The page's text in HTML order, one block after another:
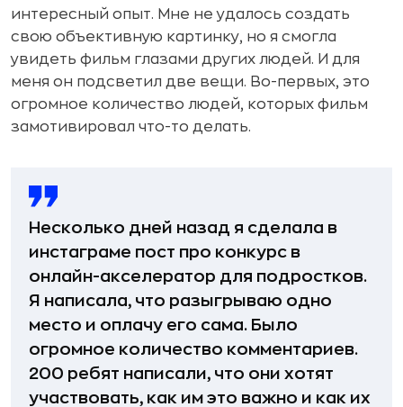
интересный опыт. Мне не удалось создать
свою объективную картинку, но я смогла
увидеть фильм глазами других людей. И для
меня он подсветил две вещи. Во-первых, это
огромное количество людей, которых фильм
замотивировал что-то делать.
Несколько дней назад я сделала в
инстаграме пост про конкурс в
онлайн-акселератор для подростков.
Я написала, что разыгрываю одно
место и оплачу его сама. Было
огромное количество комментариев.
200 ребят написали, что они хотят
участвовать, как им это важно и как их